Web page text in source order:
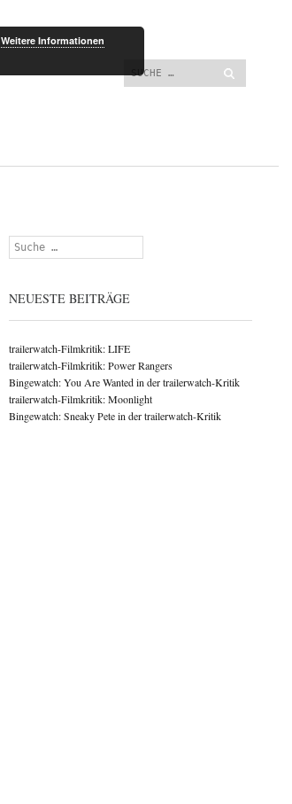
Suchen
Menü
Zum Inhalt springen
Suchen
NEUESTE BEITRÄGE
trailerwatch-Filmkritik: LIFE
trailerwatch-Filmkritik: Power Rangers
Bingewatch: You Are Wanted in der trailerwatch-Kritik
trailerwatch-Filmkritik: Moonlight
Bingewatch: Sneaky Pete in der trailerwatch-Kritik
Weitere Informationen